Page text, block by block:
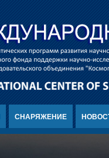
СНАРЯЖЕНИЕ